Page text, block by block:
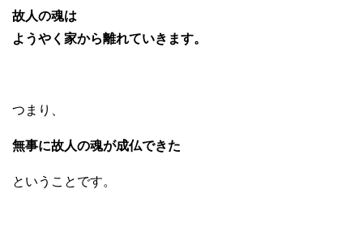
故人の魂は
ようやく家から離れていきます。
つまり、
無事に故人の魂が成仏できた
ということです。